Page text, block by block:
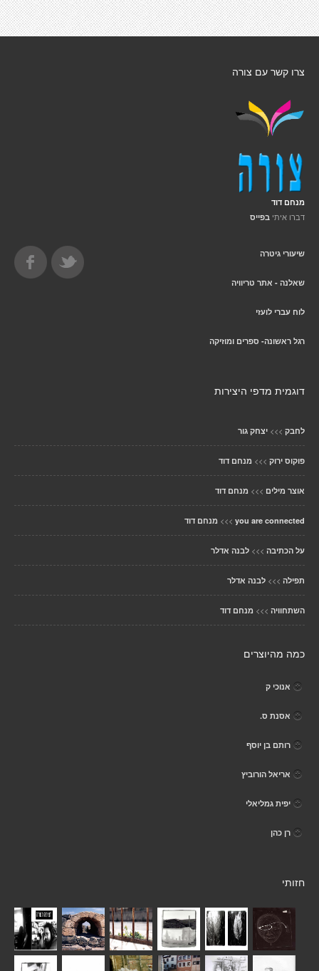
צרו קשר עם צורה
מנחם דוד
דברו איתי בפייס
שיעורי גיטרה
שאלנה - אתר טריוויה
לוח עברי לועזי
רגל ראשונה- ספרים ומוזיקה
דוגמית מדפי היצירות
לחבק >>> יצחק גור
פוקוס ירוק >>> מנחם דוד
אוצר מילים >>> מנחם דוד
you are connected
>>> מנחם דוד
על הכתיבה >>> לבנה אדלר
תפילה >>> לבנה אדלר
השתחוויה >>> מנחם דוד
כמה מהיוצרים
אנוכי ק
אסנת ס.
רותם בן יוסף
אריאל הורוביץ
יפית גמליאלי
רן כהן
חזותי